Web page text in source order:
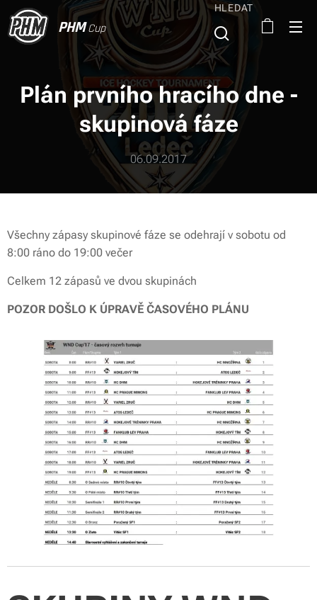
PHMCup
HLEDAT
Plán prvního hracího dne -
skupinová fáze
06.09.2017
Všechny zápasy skupinové fáze se odehrají v sobotu od
8:00 ráno do 19:00 večer
Celkem 12 zápasů ve dvou skupinách
POZOR DOŠLO K ÚPRAVĚ ČASOVÉHO PLÁNU